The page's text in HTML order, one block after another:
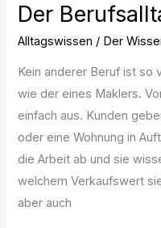
Der
Alltagswissen / Der
Kein anderer Beruf ist so
wie der eines Maklers.
einfach aus. Kunden
oder eine Wohnung in
die Arbeit ab und sie
welchem Verkaufswert
aber auch